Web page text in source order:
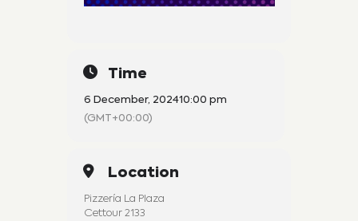
Time
6 December, 202410:00 pm
(GMT+00:00)
Location
Pizzería La Plaza
Cettour 2133